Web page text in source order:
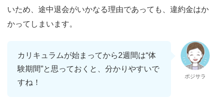
いため、途中退会がいかなる理由であっても、違約金はか
かってしまいます。
カリキュラムが始まってから2週間は“体
験期間”と思っておくと、分かりやすいで
すね！
ポジサラ